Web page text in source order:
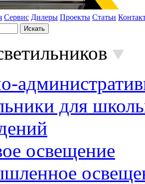
Сервис Дилеры Проекты Статьи
для
освещение